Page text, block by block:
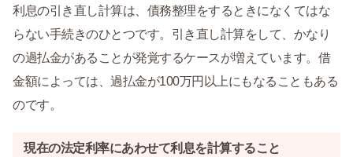
利息の引き直し計算は、債務整理をするときになくてはな
らない手続きのひとつです。引き直し計算をして、かなり
の過払金があることが発覚するケースが増えています。借
金額によっては、過払金が100万円以上にもなることもある
のです。
現在の法定利率にあわせて利息を計算すること